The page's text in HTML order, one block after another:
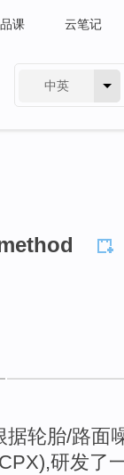
课 云笔记
中英
据轮胎/路面
研发了